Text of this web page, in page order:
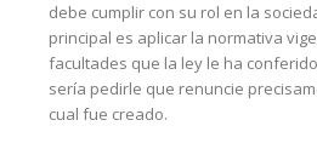
debe cumplir con su rol en la
principal es aplicar la normativa
facultades que la ley le ha
sería pedirle que renuncie
cual fue creado.